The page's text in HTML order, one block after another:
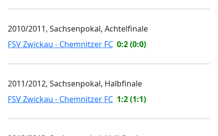
2010/2011, Sachsenpokal, Achtelfinale
FSV Zwickau - Chemnitzer FC 0:2 (0:0)
2011/2012, Sachsenpokal, Halbfinale
FSV Zwickau - Chemnitzer FC 1:2 (1:1)